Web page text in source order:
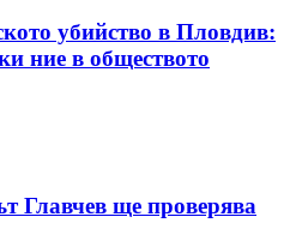
убийство в Пловдив:
ние в обществото
Главчев ще проверява